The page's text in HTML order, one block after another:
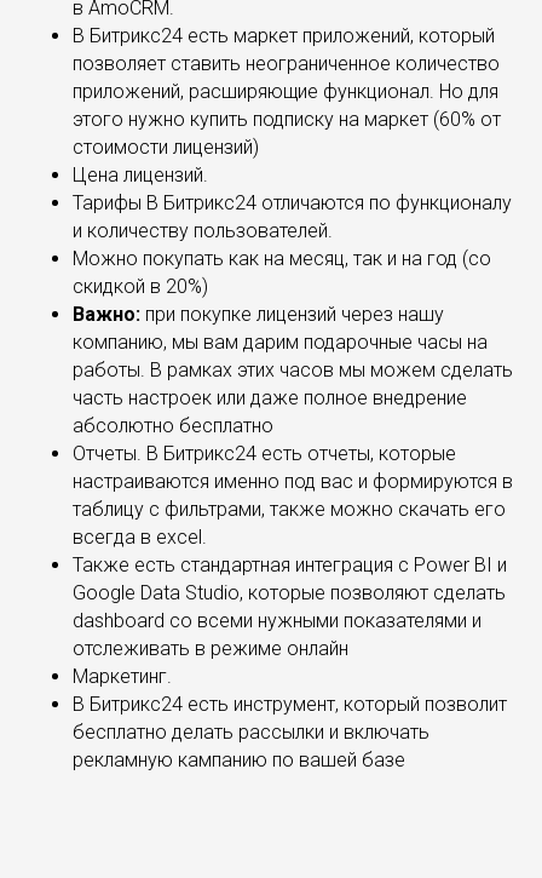
в AmoCRM.
В Битрикс24 есть маркет приложений, который
позволяет ставить неограниченное количество
приложений, расширяющие функционал. Но для
этого нужно купить подписку на маркет (60% от
стоимости лицензий)
Цена лицензий.
Тарифы В Битрикс24 отличаются по функционалу
и количеству пользователей.
Можно покупать как на месяц, так и на год (со
скидкой в 20%)
Важно: при покупке лицензий через нашу
компанию, мы вам дарим подарочные часы на
работы. В рамках этих часов мы можем сделать
часть настроек или даже полное внедрение
абсолютно бесплатно
Отчеты. В Битрикс24 есть отчеты, которые
настраиваются именно под вас и формируются в
таблицу с фильтрами, также можно скачать его
всегда в excel.
Также есть стандартная интеграция с Power BI и
Google Data Studio, которые позволяют сделать
dashboard со всеми нужными показателями и
отслеживать в режиме онлайн
Маркетинг.
В Битрикс24 есть инструмент, который позволит
бесплатно делать рассылки и включать
рекламную кампанию по вашей базе